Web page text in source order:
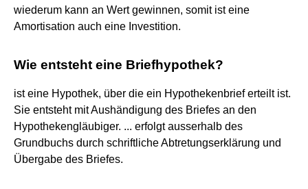
wiederum kann an Wert gewinnen, somit ist eine
Amortisation auch eine Investition.
Wie entsteht eine Briefhypothek?
ist eine Hypothek, über die ein Hypothekenbrief erteilt ist.
Sie entsteht mit Aushändigung des Briefes an den
Hypothekengläubiger. ... erfolgt ausserhalb des
Grundbuchs durch schriftliche Abtretungserklärung und
Übergabe des Briefes.